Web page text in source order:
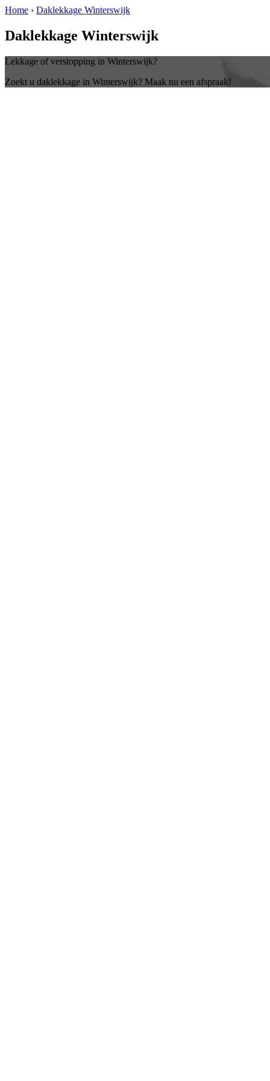
Home › Daklekkage Winterswijk
Daklekkage Winterswijk
Lekkage of verstopping in Winterswijk?
Zoekt u daklekkage in Winterswijk? Maak nu een afspraak!